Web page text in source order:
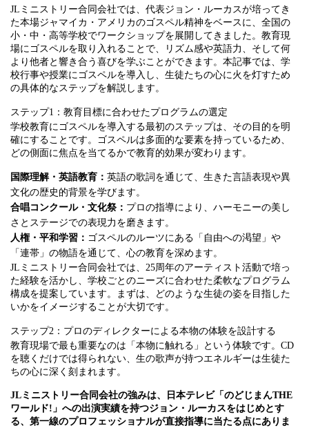
JLミニストリー合同会社では、代表ジョン・ルーカスが培ってき
た本場ジャマイカ・アメリカのゴスペル精神をベースに、全国の
小・中・高等学校でワークショップを展開してきました。教育現
場にゴスペルを取り入れることで、リズム感や英語力、そして何
より他者と響き合う喜びを学ぶことができます。本記事では、学
校行事や授業にゴスペルを導入し、生徒たちの心に火を灯すため
の具体的なステップを解説します。
ステップ1：教育目標に合わせたプログラムの選定
学校教育にゴスペルを導入する最初のステップは、その目的を明
確にすることです。ゴスペルは多面的な要素を持っているため、
どの側面に焦点を当てるかで教育的効果が変わります。
国際理解・英語教育： 英語の歌詞を通じて、生きた言語表現や異
文化の歴史的背景を学びます。
合唱コンクール・文化祭： プロの指導により、ハーモニーの美し
さとステージでの表現力を磨きます。
人権・平和学習： ゴスペルのルーツにある「自由への渇望」や
「連帯」の物語を通じて、心の教育を深めます。
JLミニストリー合同会社では、25周年のアーティスト活動で培っ
た経験を活かし、学校ごとのニーズに合わせた柔軟なプログラム
構成を提案しています。まずは、どのような生徒の姿を目指した
いかをイメージすることが大切です。
ステップ2：プロのディレクターによる本物の体験を設計する
教育現場で最も重要なのは「本物に触れる」という体験です。CD
を聴くだけでは得られない、生の歌声が持つエネルギーは生徒た
ちの心に深く刻まれます。
JLミニストリー合同会社の強みは、日本テレビ「のどじまんTHE
ワールド!」への出演実績を持つジョン・ルーカスをはじめとす
る、第一線のプロフェッショナルが直接指導に当たる点にありま